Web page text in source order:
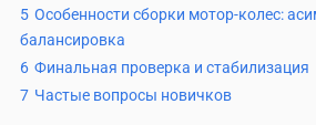
5 Особенности сборки мотор-колес:
балансировка
6 Финальная проверка и стабилизация
7 Частые вопросы новичков